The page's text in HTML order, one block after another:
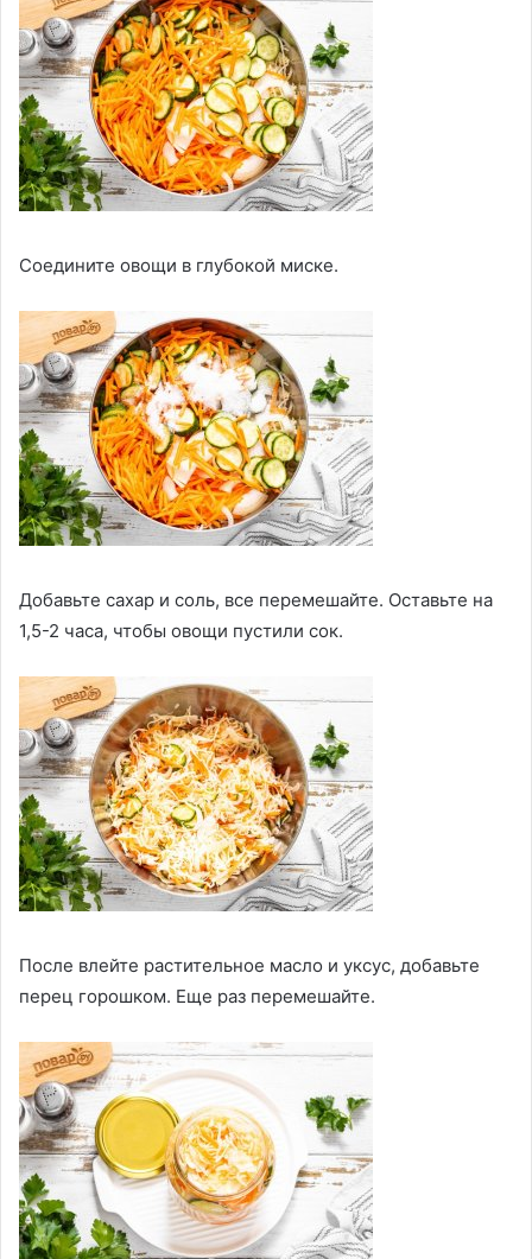
Соедините овощи в глубокой миске.
Добавьте сахар и соль, все перемешайте. Оставьте на
1,5-2 часа, чтобы овощи пустили сок.
После влейте растительное масло и уксус, добавьте
перец горошком. Еще раз перемешайте.